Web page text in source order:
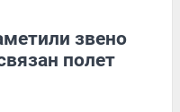
звено
полет